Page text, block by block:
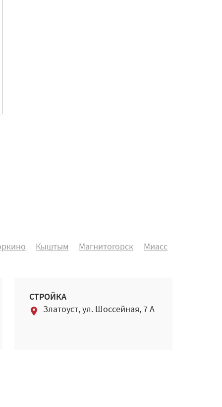
Кыштым Магнитогорск Миасс
СТРОЙКА
Златоуст, ул. Шоссейная, 7 А